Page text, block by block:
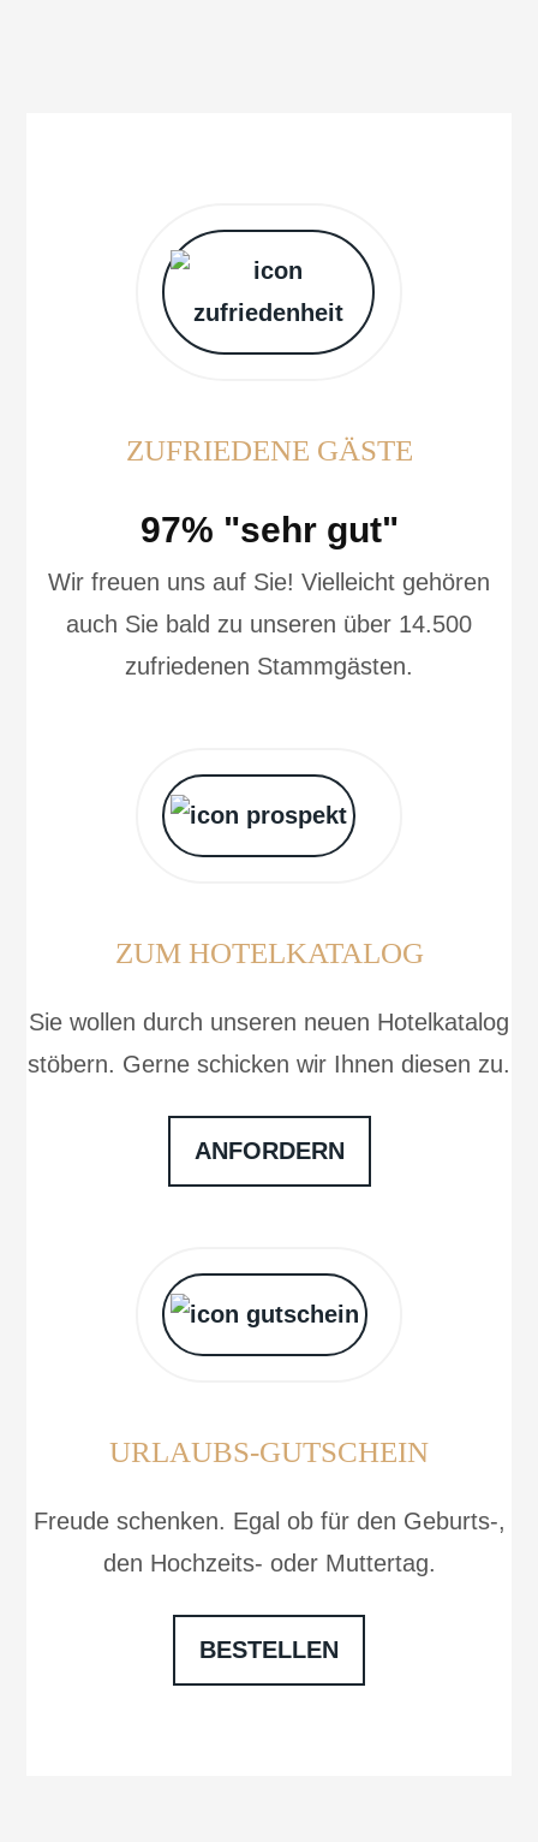
ZUFRIEDENE GÄSTE
97% "sehr gut"
Wir freuen uns auf Sie! Vielleicht gehören
auch Sie bald zu unseren über 14.500
zufriedenen Stammgästen.
ZUM HOTELKATALOG
Sie wollen durch unseren neuen Hotelkatalog
stöbern. Gerne schicken wir Ihnen diesen zu.
ANFORDERN
URLAUBS-GUTSCHEIN
Freude schenken. Egal ob für den Geburts-,
den Hochzeits- oder Muttertag.
BESTELLEN